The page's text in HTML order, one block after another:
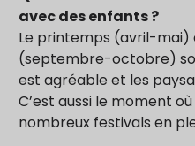
avec des enfants ?
Le printemps (avril-mai)
(septembre-octobre)
est agréable et les
C’est aussi le moment
nombreux festivals en